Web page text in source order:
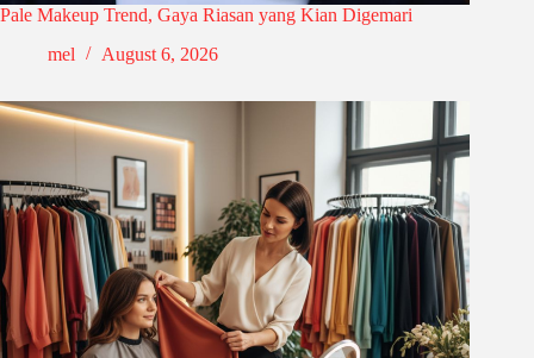
Pale Makeup Trend, Gaya Riasan yang Kian Digemari
mel
August 6, 2026